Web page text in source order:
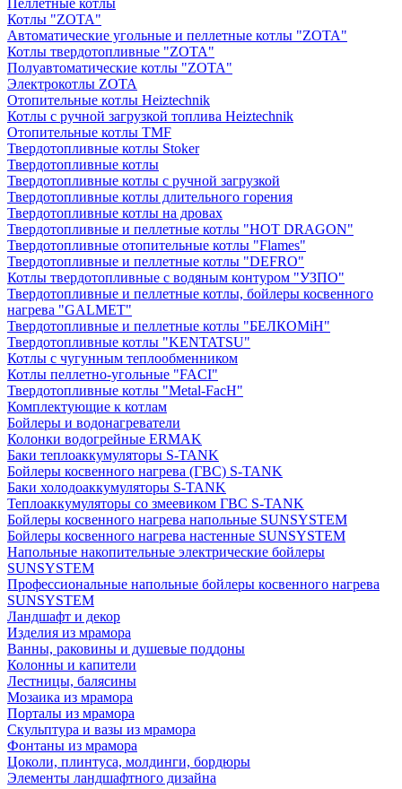
Пеллетные котлы
Котлы "ZOTA"
Автоматические угольные и пеллетные котлы "ZOTA"
Котлы твердотопливные "ZOTA"
Полуавтоматические котлы "ZOTA"
Электрокотлы ZOTA
Отопительные котлы Heiztechnik
Котлы с ручной загрузкой топлива Heiztechnik
Отопительные котлы TMF
Твердотопливные котлы Stoker
Твердотопливные котлы
Твердотопливные котлы с ручной загрузкой
Твердотопливные котлы длительного горения
Твердотопливные котлы на дровах
Твердотопливные и пеллетные котлы "HOT DRAGON"
Твердотопливные отопительные котлы "Flames"
Твердотопливные и пеллетные котлы "DEFRO"
Котлы твердотопливные с водяным контуром "УЗПО"
Твердотопливные и пеллетные котлы, бойлеры косвенного
нагрева "GALMET"
Твердотопливные и пеллетные котлы "БЕЛКОМiН"
Твердотопливные котлы "KENTATSU"
Котлы с чугунным теплообменником
Котлы пеллетно-угольные "FACI"
Твердотопливные котлы "Metal-FacH"
Комплектующие к котлам
Бойлеры и водонагреватели
Колонки водогрейные ERMAK
Баки теплоаккумуляторы S-TANK
Бойлеры косвенного нагрева (ГВС) S-TANK
Баки холодоаккумуляторы S-TANK
Теплоаккумуляторы со змеевиком ГВС S-TANK
Бойлеры косвенного нагрева напольные SUNSYSTEM
Бойлеры косвенного нагрева настенные SUNSYSTEM
Напольные накопительные электрические бойлеры
SUNSYSTEM
Профессиональные напольные бойлеры косвенного нагрева
SUNSYSTEM
Ландшафт и декор
Изделия из мрамора
Ванны, раковины и душевые поддоны
Колонны и капители
Лестницы, балясины
Мозаика из мрамора
Порталы из мрамора
Скульптура и вазы из мрамора
Фонтаны из мрамора
Цоколи, плинтуса, молдинги, бордюры
Элементы ландшафтного дизайна